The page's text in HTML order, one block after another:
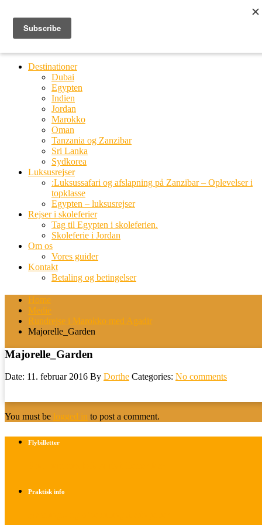
Ring til os
20 66 03 08
Destinationer
Dubai
Egypten
Indien
Jordan
Marokko
Oman
Tanzania og Zanzibar
Sri Lanka
Sydkorea
Luksusrejser
:Luksussafari og afslapning på Zanzibar – Oplevelser i
topklasse
Egypten – luksusrejser
Rejser i skoleferier
Tag til Egypten i skoleferien.
Skoleferie i Jordan
Om os
Vores guider
Kontakt
Betaling og betingelser
Home
Medie
Rundrejse i Marokko med Agadir
Majorelle_Garden
Majorelle_Garden
Date: 11. februar 2016 By Dorthe Categories: No comments
You must be logged in to post a comment.
Flybilletter
Praktisk info